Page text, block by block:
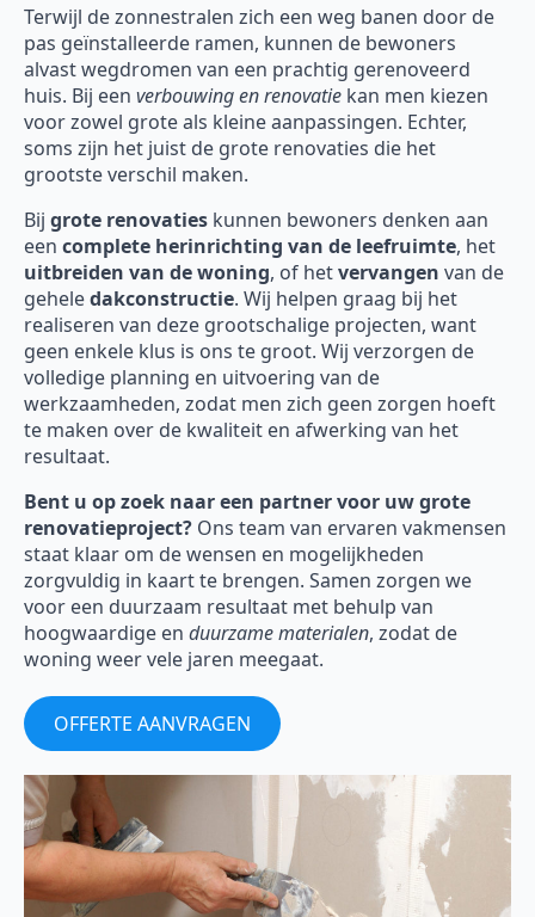
Terwijl de zonnestralen zich een weg banen door de
pas geïnstalleerde ramen, kunnen de bewoners
alvast wegdromen van een prachtig gerenoveerd
huis. Bij een verbouwing en renovatie kan men kiezen
voor zowel grote als kleine aanpassingen. Echter,
soms zijn het juist de grote renovaties die het
grootste verschil maken.
Bij grote renovaties kunnen bewoners denken aan
een complete herinrichting van de leefruimte, het
uitbreiden van de woning, of hetvervangen van de
geheledakconstructie. Wij helpen graag bij het
realiseren van deze grootschalige projecten, want
geen enkele klus is ons te groot. Wij verzorgen de
volledige planning en uitvoering van de
werkzaamheden, zodat men zich geen zorgen hoeft
te maken over de kwaliteit en afwerking van het
resultaat.
Bent u op zoek naar een partner voor uw grote
renovatieproject? Ons team van ervaren vakmensen
staat klaar om de wensen en mogelijkheden
zorgvuldig in kaart te brengen. Samen zorgen we
voor een duurzaam resultaat met behulp van
hoogwaardige en duurzame materialen, zodat de
woning weer vele jaren meegaat.
OFFERTE AANVRAGEN